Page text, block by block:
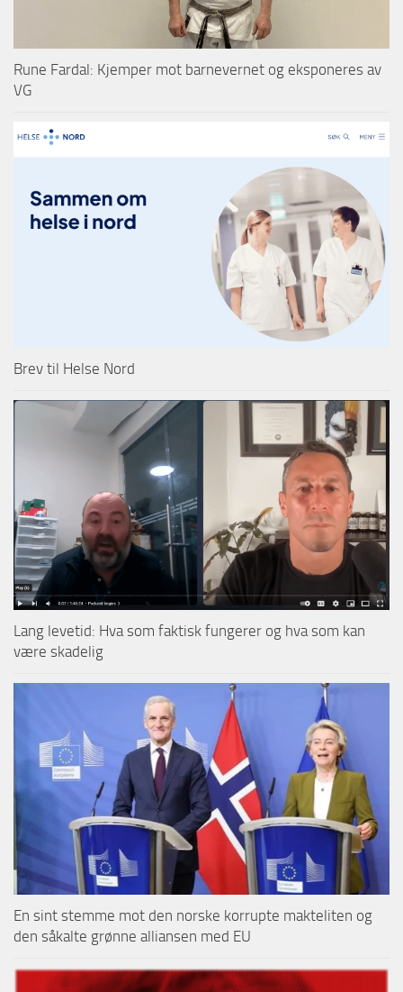
Rune Fardal: Kjemper mot barnevernet og eksponeres av
VG
Brev til Helse Nord
Lang levetid: Hva som faktisk fungerer og hva som kan
være skadelig
En sint stemme mot den norske korrupte makteliten og
den såkalte grønne alliansen med EU